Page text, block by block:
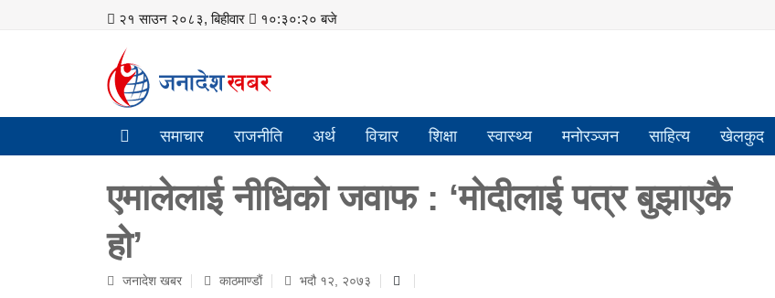
२१ साउन २०८३, बिहीवार १०:३०:२० बजे
समाचार राजनीति अर्थ विचार शिक्षा स्वास्थ्य मनोरञ्जन साहित्य खेलकुद
एमालेलाई नीधिको जवाफ : ‘मोदीलाई पत्र बुझाएकै
हो’
जनादेश खबर काठमाण्डाैं भदौ १२, २०७३